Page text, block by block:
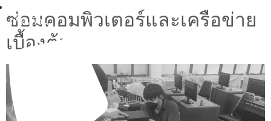
เพิ่มเพื่อน
ซ่อมคอมพิวเตอร์และเครือข่าย
เบื้องต้น